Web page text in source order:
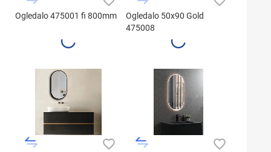
Ogledalo 475001 fi 800mm
Ogledalo 50x90 Gold
475008